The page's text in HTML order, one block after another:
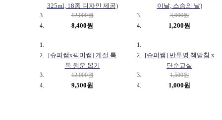
325ml, 18종 디자인 제공)
12,000원
8,400원
이날, 스승의 날)
3,000원
1,200원
[슈퍼쌤x픽미쌤] 계절 톡
톡 행운 뽑기
12,000원
9,500원
[슈퍼쌤] 반투명 책받침 x
단순교실
1,500원
1,000원